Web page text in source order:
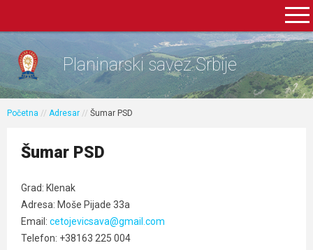
Planinarski savez Srbije
Početna // Adresar // Šumar PSD
Šumar PSD
Grad: Klenak
Adresa: Moše Pijade 33a
Email: cetojevicsava@gmail.com
Telefon: +38163 225 004